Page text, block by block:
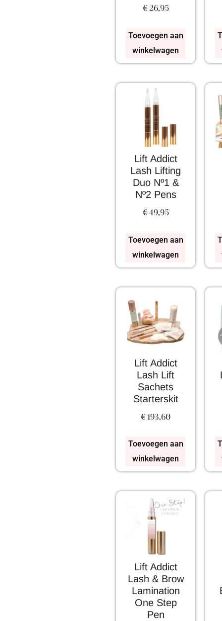
€26,95
Toevoegen aan
winkelwagen
Lift Addict
Lash Lifting
Duo Nº1 &
Nº2 Pens
€49,95
Toevoegen aan
winkelwagen
Lift Addict
Lash Lift
Sachets
Starterskit
€193,60
Toevoegen aan
winkelwagen
Lift Addict
Lash & Brow
Lamination
One Step
Pen